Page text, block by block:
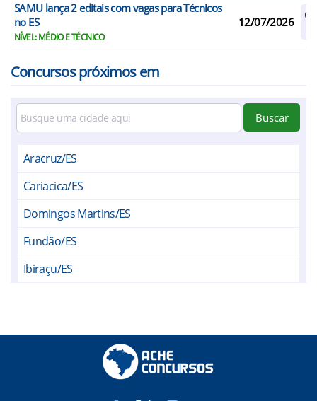
SAMU lança 2 editais com vagas para Técnicos
no ES
NÍVEL: MÉDIO E TÉCNICO
12/07/2026
Concursos próximos em
Buscar
Aracruz/ES
Cariacica/ES
Domingos Martins/ES
Fundão/ES
Ibiraçu/ES
Laranja da Terra/ES